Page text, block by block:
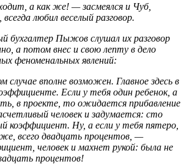
а как же! — засмеялся и Чуб,
любил веселый разговор.
бухгалтер Пыжов слушал их разговор
а потом внес и свою лепту в дело
феноменальных явлений:
вполне возможен. Главное здесь в
Если у тебя один ребенок, а
в проекте, то ожидается прибавление
человек и задумается: сто
коэффициент. Ну, а если у тебя пятеро,
всего двадцать процентов, —
человек и махнет рукой: была не
процентов!